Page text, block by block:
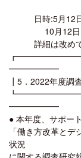
日時:5月12日(
10月12日(木)
詳細は改めて
━━━━━━
┃5．2022年度調
━━━━━━
● 本年度、サポー
「働き方改革と
状況